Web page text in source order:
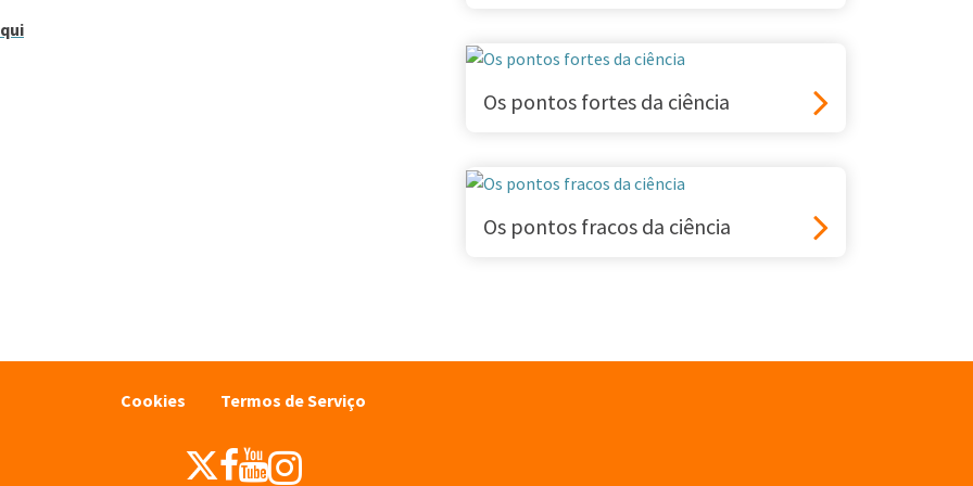
Os pontos fortes da ciência
Os pontos fracos da ciência
Cookies Termos de Serviço